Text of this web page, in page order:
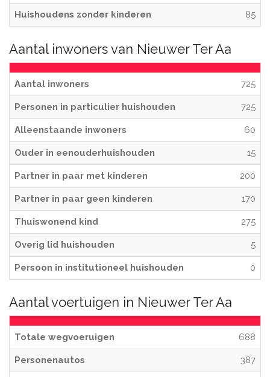
Huishoudens zonder kinderen 85
Aantal inwoners van Nieuwer Ter Aa
Aantal inwoners 725
Personen in particulier huishouden 725
Alleenstaande inwoners 60
Ouder in eenouderhuishouden 15
Partner in paar met kinderen 200
Partner in paar geen kinderen 170
Thuiswonend kind 275
Overig lid huishouden 5
Persoon in institutioneel huishouden 0
Aantal voertuigen in Nieuwer Ter Aa
Totale wegvoeruigen 688
Personenautos 387